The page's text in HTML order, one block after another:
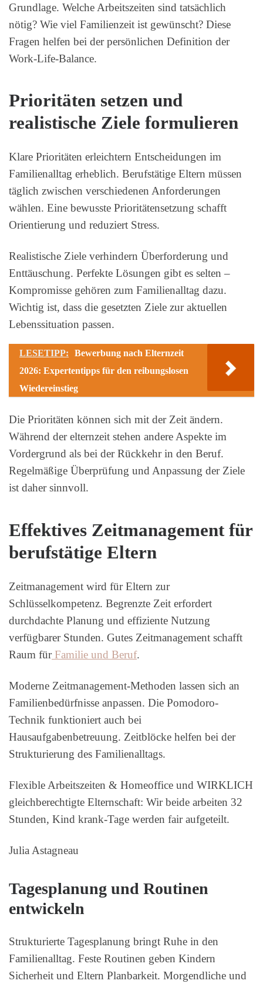
Grundlage. Welche Arbeitszeiten sind tatsächlich
nötig? Wie viel Familienzeit ist gewünscht? Diese
Fragen helfen bei der persönlichen Definition der
Work-Life-Balance.
Prioritäten setzen und
realistische Ziele formulieren
Klare Prioritäten erleichtern Entscheidungen im
Familienalltag erheblich. Berufstätige Eltern müssen
täglich zwischen verschiedenen Anforderungen
wählen. Eine bewusste Prioritätensetzung schafft
Orientierung und reduziert Stress.
Realistische Ziele verhindern Überforderung und
Enttäuschung. Perfekte Lösungen gibt es selten –
Kompromisse gehören zum Familienalltag dazu.
Wichtig ist, dass die gesetzten Ziele zur aktuellen
Lebenssituation passen.
LESETIPP:
Bewerbung nach Elternzeit
2026: Expertentipps für den reibungslosen
Wiedereinstieg
Die Prioritäten können sich mit der Zeit ändern.
Während der elternzeit stehen andere Aspekte im
Vordergrund als bei der Rückkehr in den Beruf.
Regelmäßige Überprüfung und Anpassung der Ziele
ist daher sinnvoll.
Effektives Zeitmanagement für
berufstätige Eltern
Zeitmanagement wird für Eltern zur
Schlüsselkompetenz. Begrenzte Zeit erfordert
durchdachte Planung und effiziente Nutzung
verfügbarer Stunden. Gutes Zeitmanagement schafft
Raum für Familie und Beruf.
Moderne Zeitmanagement-Methoden lassen sich an
Familienbedürfnisse anpassen. Die Pomodoro-
Technik funktioniert auch bei
Hausaufgabenbetreuung. Zeitblöcke helfen bei der
Strukturierung des Familienalltags.
Flexible Arbeitszeiten & Homeoffice und WIRKLICH
gleichberechtigte Elternschaft: Wir beide arbeiten 32
Stunden, Kind krank-Tage werden fair aufgeteilt.
Julia Astagneau
Tagesplanung und Routinen
entwickeln
Strukturierte Tagesplanung bringt Ruhe in den
Familienalltag. Feste Routinen geben Kindern
Sicherheit und Eltern Planbarkeit. Morgendliche und